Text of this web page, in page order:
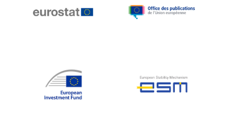
Katharien L.C. Hunt
Klaus-Heiner Lehne
Koen LENAERTS
Lars Heikensten